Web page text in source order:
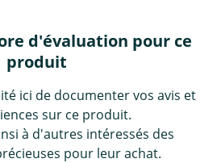
d'évaluation pour ce
produit
ici de documenter vos avis et
sur ce produit.
à d'autres intéressés des
pour leur achat.